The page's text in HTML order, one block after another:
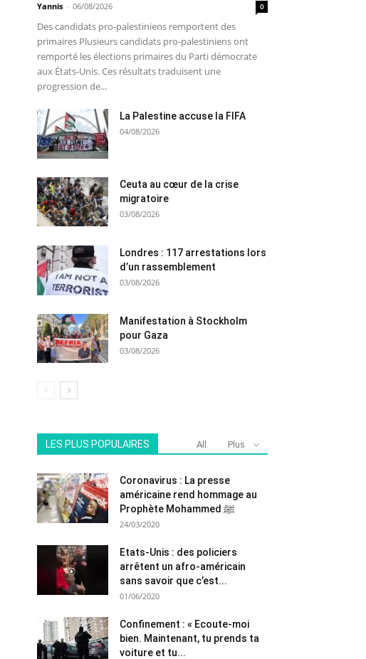
Yannis - 06/08/2026 0
Des candidats pro-palestiniens remportent des
primaires Plusieurs candidats pro-palestiniens ont
remporté les élections primaires du Parti démocrate
aux États-Unis. Ces résultats traduisent une
progression de...
La Palestine accuse la FIFA
04/08/2026
Ceuta au cœur de la crise
migratoire
03/08/2026
Londres : 117 arrestations lors
d’un rassemblement
03/08/2026
Manifestation à Stockholm
pour Gaza
03/08/2026
LES PLUS POPULAIRES All Plus
Coronavirus : La presse
américaine rend hommage au
Prophète Mohammed ﷺ
24/03/2020
Etats-Unis : des policiers
arrêtent un afro-américain
sans savoir que c’est...
01/06/2020
Confinement : « Ecoute-moi
bien. Maintenant, tu prends ta
voiture et tu...